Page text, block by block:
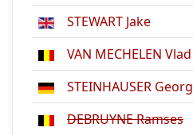
STEWART Jake
VAN MECHELEN Vlad
STEINHAUSER Georg
DEBRUYNE Ramses